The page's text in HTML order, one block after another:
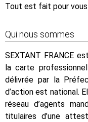
Tout est fait pour
Qui nous sommes
SEXTANT FRANCE
la carte
délivrée par la
d’action est national.
réseau d’agents
titulaires d’une